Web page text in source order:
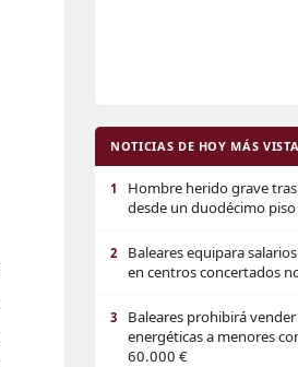
NOTICIAS DE HOY MÁS
1
Hombre herido grave
desde un duodécimo
2
Baleares equipara
en centros concertados
3
Baleares prohibirá
energéticas a menores
60.000 €